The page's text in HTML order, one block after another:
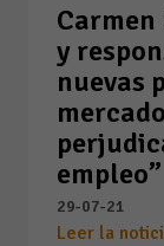
Carmen
y
nuevas
empleo”
29-07-21
Leer la